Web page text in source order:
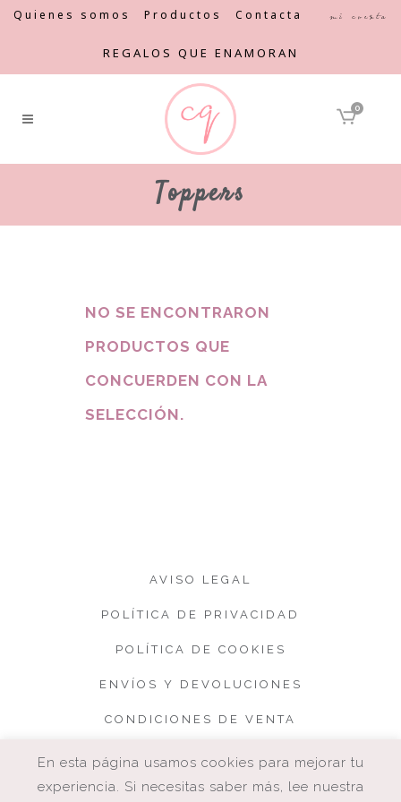
Quienes somos Productos Contacta Mi cuenta
REGALOS QUE ENAMORAN
0
Toppers
NO SE ENCONTRARON
PRODUCTOS QUE
CONCUERDEN CON LA
SELECCIÓN.
AVISO LEGAL
POLÍTICA DE PRIVACIDAD
POLÍTICA DE COOKIES
ENVÍOS Y DEVOLUCIONES
CONDICIONES DE VENTA
En esta página usamos cookies para mejorar tu
experiencia. Si necesitas saber más, lee nuestra